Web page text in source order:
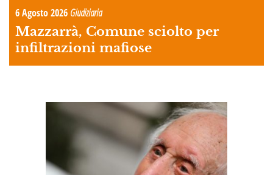
6 Agosto 2026 Giudiziaria
Mazzarrà, Comune sciolto per
infiltrazioni mafiose